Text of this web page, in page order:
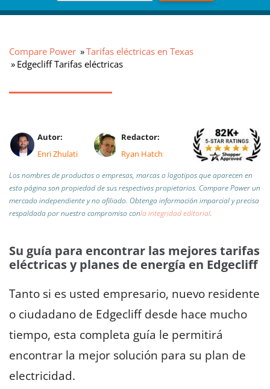
Compare Power
Tarifas eléctricas en Texas
Edgecliff Tarifas eléctricas
Autor:
Enri Zhulati
Redactor:
Ryan Hatch
Los nombres de productos o empresas, marcas o logotipos que aparecen en
esta página son propiedad de sus respectivos propietarios. Compare Power un
mercado independiente y no afiliado. Obtenga información imparcial y precisa
respaldada por nuestro compromiso conla integridad editorial.
Su guía para encontrar las mejores tarifas
eléctricas y planes de energía en Edgecliff
Tanto si es usted empresario, nuevo residente
o ciudadano de Edgecliff desde hace mucho
tiempo, esta completa guía le permitirá
encontrar la mejor solución para su plan de
electricidad.